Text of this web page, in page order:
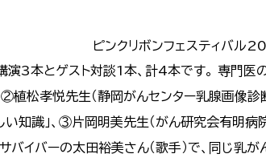
ピンクリボンフェスティバル
演3本とゲスト対談1本、計4本です。 専門
植松孝悦先生（静岡がんセンター乳腺画像診
知識」、③片岡明美先生（がん研究会有明病
イバーの太田裕美さん（歌手）で、同じ乳が